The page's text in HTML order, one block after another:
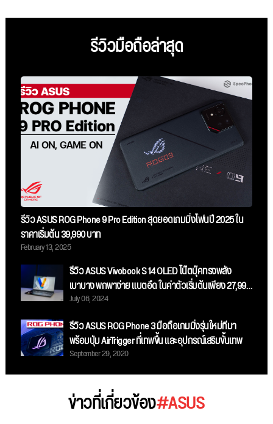
รีวิวมือถือล่าสุด
รีวิว ASUS ROG Phone 9 Pro Edition สุดยอดเกมมิ่งโฟนปี 2025 ใน
ราคาเริ่มต้น 39,990 บาท
February 13, 2025
รีวิว ASUS Vivobook S 14 OLED โน๊ตบุ๊คทรงพลัง
เบาบาง พกพาง่าย แบตอึด ในค่าตัวเริ่มต้นเพียง 27,990
บาท
July 06, 2024
รีวิว ASUS ROG Phone 3 มือถือเกมมิ่งรุ่นใหม่ที่มา
พร้อมปุ่ม AirTrigger ที่เทพขึ้น และอุปกรณ์เสริมขั้นเทพ
September 29, 2020
ข่าวที่เกี่ยวข้อง#ASUS